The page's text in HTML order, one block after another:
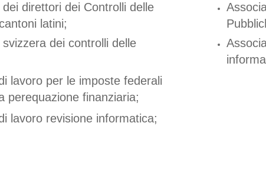
direttori dei Controlli delle
latini;
dei controlli delle
lavoro per le imposte federali
perequazione finanziaria;
lavoro revisione informatica;